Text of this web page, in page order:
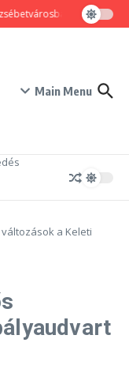
Hogyan
Main Menu
a Keleti